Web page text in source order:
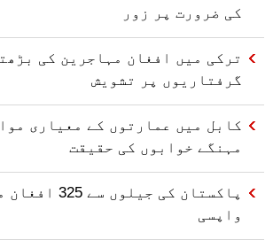
کی ضرورت پر زور
ترکی میں افغان مہاجرین کی
گرفتاریوں پر تشویش
کابل میں عمارتوں کے معیاری
مہنگے خوابوں کی حقیقت
پاکستان کی
واپسی